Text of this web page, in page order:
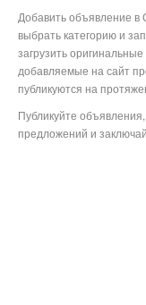
Добавить объявление
выбрать категорию и
загрузить
добавляемые на сайт
публикуются на
Публикуйте
предложений и